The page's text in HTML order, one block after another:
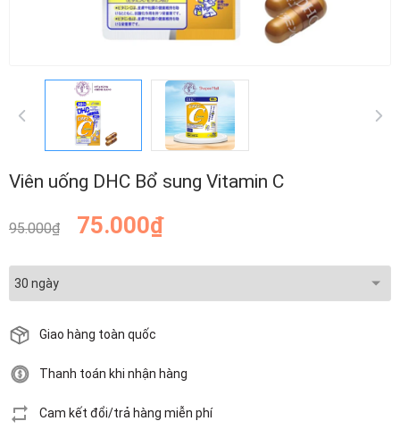
Viên uống DHC Bổ sung Vitamin C
95.000₫ 75.000₫
Giao hàng toàn quốc
Thanh toán khi nhận hàng
Cam kết đổi/trả hàng miễn phí